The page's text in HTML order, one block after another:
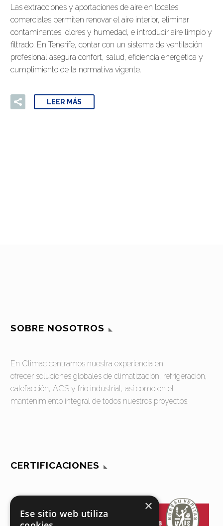
Las extracciones y aportaciones de aire en locales
comerciales permiten renovar el aire interior, eliminar
contaminantes, olores y humedad, e introducir aire limpio y
filtrado. En Tenerife, contar con un sistema de ventilación
profesional asegura confort, salud, eficiencia energética y
cumplimiento de la normativa vigente.
LEER MÁS
SOBRE NOSOTROS
En Climac centramos nuestra experiencia en
ofrecer soluciones globales de climatización, refrigeración,
calefacción, ACS y frío industrial, así como en el
mantenimiento integral de todos nuestros proyectos.
CERTIFICACIONES
×
Ese sitio web utiliza